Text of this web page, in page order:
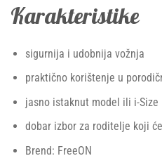
Karakteristike
sigurnija i udobnija vožnja
praktično korištenje u
jasno istaknut model ili i-Size
dobar izbor za roditelje koji
Brend: FreeON